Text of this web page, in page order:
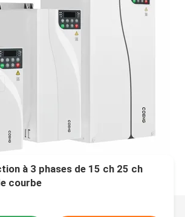
à 3 phases de 15 ch 25 ch
courbe